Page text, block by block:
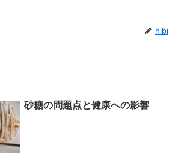
hibi
砂糖の問題点と健康への影響